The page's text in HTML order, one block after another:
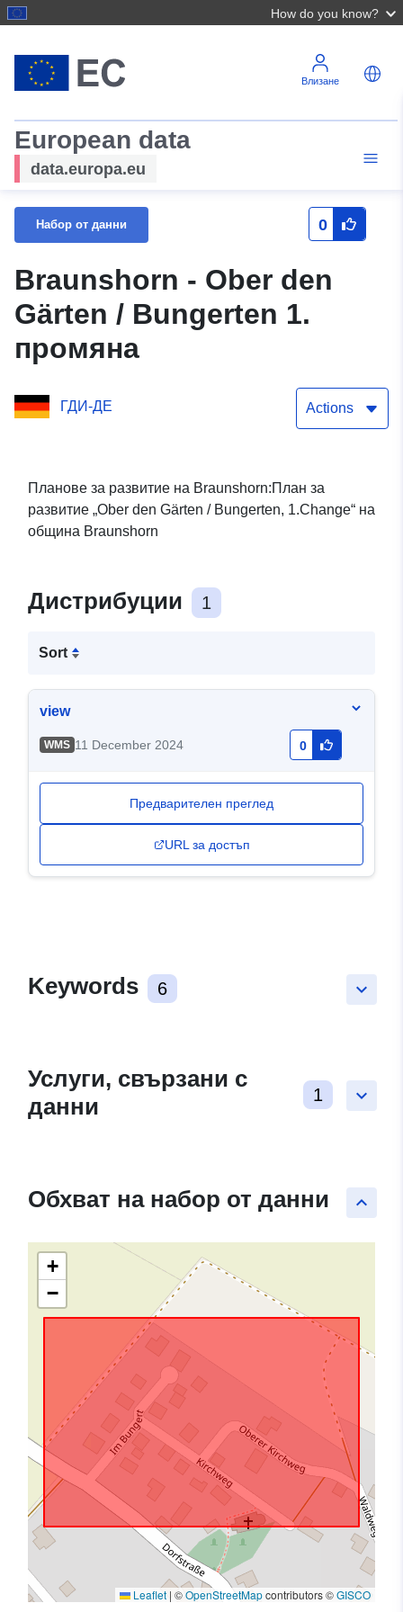
How do you know?
Влизане
European data
data.europa.eu
Набор от данни 0
Braunshorn - Ober den
Gärten / Bungerten 1.
промяна
ГДИ-ДЕ Actions
Планове за развитие на Braunshorn:План за
развитие „Ober den Gärten / Bungerten, 1.Change“ на
община Braunshorn
Дистрибуции 1
Sort
view
WMS 11 December 2024 0
Предварителен преглед
URL за достъп
keyboard_arrow_down
Keywords 6
keyboard_arrow_down
Услуги, свързани с
данни
1
keyboard_arrow_up
Обхват на набор от данни
+
−
Leaflet | ©OpenStreetMapcontributors ©GISCO